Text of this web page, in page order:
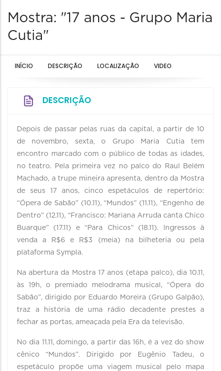
Mostra: "17 anos - Grupo Maria
Cutia"
INÍCIO DESCRIÇÃO LOCALIZAÇÃO VIDEO
DESCRIÇÃO
Depois de passar pelas ruas da capital, a partir de 10
de novembro, sexta, o Grupo Maria Cutia tem
encontro marcado com o público de todas as idades,
no teatro. Pela primeira vez no palco do Raul Belém
Machado, a trupe mineira apresenta, dentro da Mostra
de seus 17 anos, cinco espetáculos de repertório:
“Ópera de Sabão” (10.11), “Mundos” (11.11), “Engenho de
Dentro” (12.11), “Francisco: Mariana Arruda canta Chico
Buarque” (17.11) e “Para Chicos” (18.11). Ingressos à
venda a R$6 e R$3 (meia) na bilheteria ou pela
plataforma Sympla.
Na abertura da Mostra 17 anos (etapa palco), dia 10.11,
às 19h, o premiado melodrama musical, “Ópera do
Sabão”, dirigido por Eduardo Moreira (Grupo Galpão),
traz a história de uma rádio decadente prestes a
fechar as portas, ameaçada pela Era da televisão.
No dia 11.11, domingo, a partir das 16h, é a vez do show
cênico “Mundos”. Dirigido por Eugênio Tadeu, o
espetáculo propõe uma viagem musical pelo mapa